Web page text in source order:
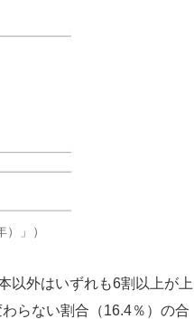
」）
以外はいずれも6割以上が上
らない割合（16.4％）の合